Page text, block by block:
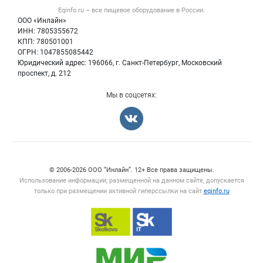
Eqinfo.ru – все пищевое оборудование в России.
ООО «Инлайн»
ИНН: 7805355672
КПП: 780501001
ОГРН: 1047855085442
Юридический адрес: 196066, г. Санкт-Петербург, Московский
проспект, д. 212
Политика обработки персональных данных
Б/у оборудование
Мы в соцсетях:
© 2006‑2026 ООО “Инлайн”. 12+ Все права защищены.
Использование информации, размещенной на данном сайте, допускается
только при размещении активной гиперссылки на сайт eqinfo.ru